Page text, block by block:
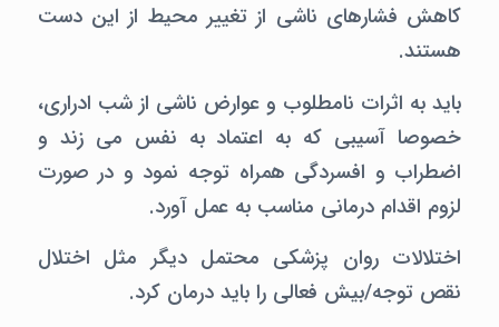
کاهش فشارهای ناشی از تغییر محیط از این دست
هستند.
باید به اثرات نامطلوب و عوارض ناشی از شب ادراری،
خصوصا آسیبی که به اعتماد به نفس می زند و
اضطراب و افسردگی همراه توجه نمود و در صورت
لزوم اقدام درمانی مناسب به عمل آورد.
اختلالات روان پزشکی محتمل دیگر مثل اختلال
نقص توجه/بیش فعالی را باید درمان کرد.